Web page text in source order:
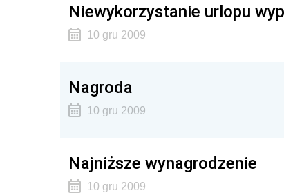
Niewykorzystanie urlopu
10 gru 2009
Nagroda
10 gru 2009
Najniższe wynagrodzenie
10 gru 2009